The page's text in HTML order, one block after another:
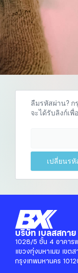
ลืมรหัสผ่าน? ก
จะได้รับลิงก์เพื่
เปลี่ยนรหั
บริษัท เบลสสกา
1028/5 ชั้น 4 อาคาร
แขวงทุ่งมหาเมฆ เขตส
กรุงเทพมหานคร